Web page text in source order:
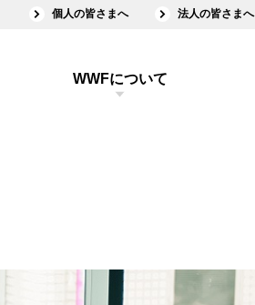
個人の皆さまへ 法人の皆さまへ
WWFについて